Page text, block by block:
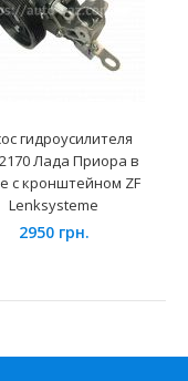
гидроусилителя
Лада Приора в
с кронштейном ZF
Lenksysteme
2950 грн.